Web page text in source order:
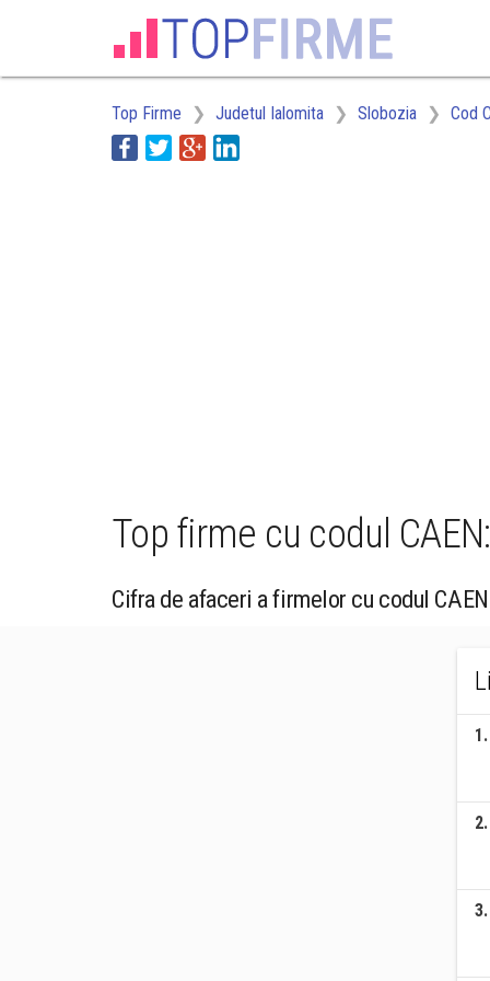
Top Firme Judetul Ialomita Slobozia Cod
Top firme cu codul
Cifra de afaceri a firmelor cu codul
1.
2.
3.